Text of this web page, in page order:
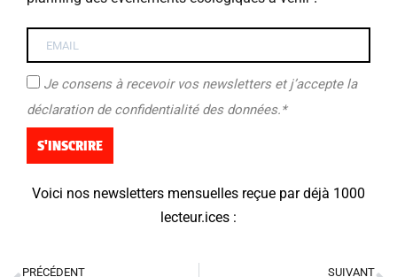
Je consens à recevoir vos newsletters et j’accepte la
déclaration de confidentialité des données.*
S'INSCRIRE
Voici nos newsletters mensuelles reçue par déjà 1000
lecteur.ices :
PRÉCÉDENT SUIVANT